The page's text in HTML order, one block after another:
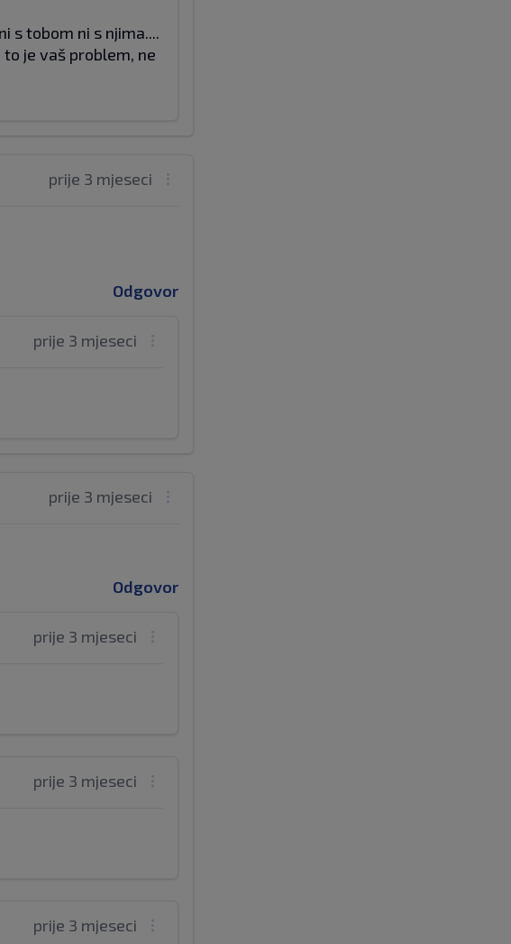
s tobom ni s njima....
je vaš problem, ne
prije 3 mjeseci
Odgovor
prije 3 mjeseci
prije 3 mjeseci
Odgovor
prije 3 mjeseci
prije 3 mjeseci
prije 3 mjeseci